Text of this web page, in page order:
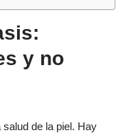
y no
salud de la piel. Hay